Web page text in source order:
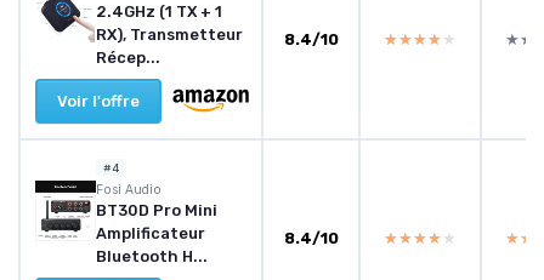
2.4GHz (1 TX + 1
RX), Transmetteur
Récep...
Voir l'offre
8.4/10 ★★★★★
★★★★★
#4
Fosi Audio
BT30D Pro Mini
Amplificateur
Bluetooth H...
8.4/10 ★★★★★
★★★★★